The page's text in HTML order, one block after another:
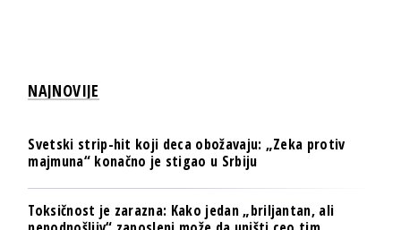
NAJNOVIJE
Svetski strip-hit koji deca obožavaju: „Zeka protiv
majmuna“ konačno je stigao u Srbiju
Toksičnost je zarazna: Kako jedan „briljantan, ali